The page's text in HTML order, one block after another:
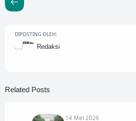
DIPOSTING OLEH:
Redaksi
Related Posts
14 Mei 2026